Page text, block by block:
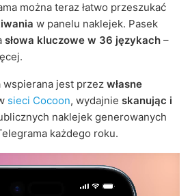
można teraz łatwo przeszukać
w panelu naklejek. Pasek
słowa kluczowe w 36 językach –
wspierana jest przez własne
sieci Cocoon, wydajnie skanując i
naklejek generowanych
każdego roku.